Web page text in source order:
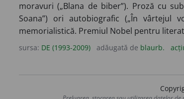
moravuri („Blana de biber”). Proză cu
Soana”) ori autobiografic („În vârtejul
memorialistică. Premiul Nobel pentru
sursa: DE (1993-2009) adăugată de blaurb.